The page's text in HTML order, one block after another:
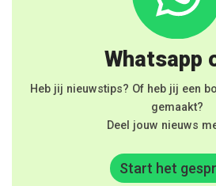
Whatsapp
Heb jij nieuwstips? Of heb jij een
gemaakt?
Deel jouw nieuws
Start het